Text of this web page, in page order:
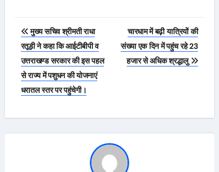
Post
navigation
मुख्य सचिव श्रीमती राधा
रतूड़ी ने कहा कि आईटीबीपी व
उत्तराखण्ड सरकार की इस पहल
से राज्य में पशुधन की योजनाएं
धरातल स्तर पर पहुंचेगी।
चारधाम में बढ़ी यात्रियों की
संख्या एक दिन में पहुंच रहे 23
हजार से अधिक श्रद्धालु